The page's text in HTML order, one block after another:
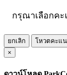
กรุณาเลือกค
ยกเลิก
โหวตคะแ
×